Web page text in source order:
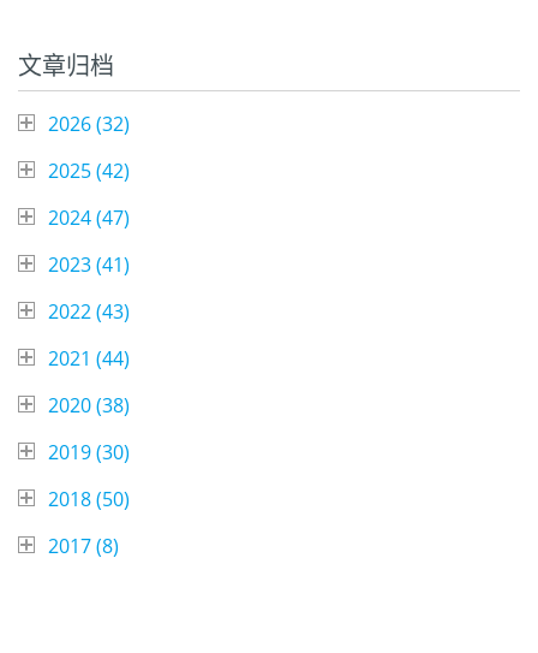
文章归档
2026 (32)
2025 (42)
2024 (47)
2023 (41)
2022 (43)
2021 (44)
2020 (38)
2019 (30)
2018 (50)
2017 (8)